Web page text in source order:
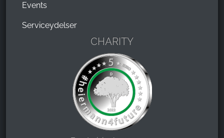
Events
Serviceydelser
CHARITY